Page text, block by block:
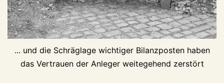
... und die Schräglage wichtiger Bilanzposten haben
das Vertrauen der Anleger weitegehend zerstört